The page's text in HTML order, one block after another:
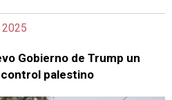
2025
Gobierno de Trump un
control palestino